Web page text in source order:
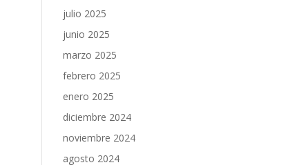
julio 2025
junio 2025
marzo 2025
febrero 2025
enero 2025
diciembre 2024
noviembre 2024
agosto 2024